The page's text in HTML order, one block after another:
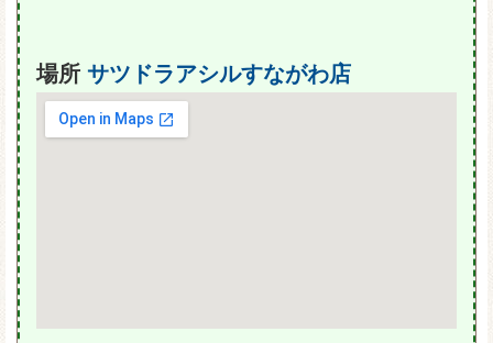
場所 サツドラアシルすながわ店